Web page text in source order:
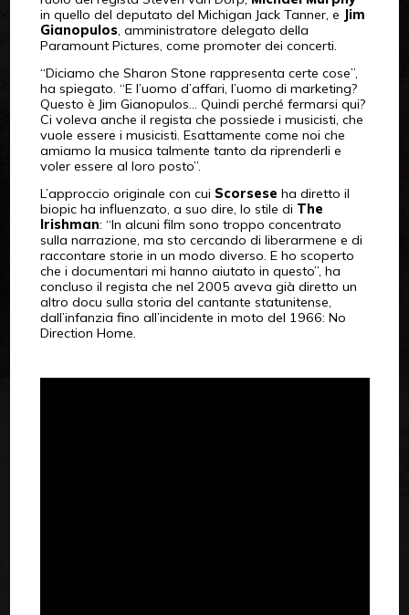
in quello del deputato del Michigan Jack Tanner, e
Jim
Gianopulos, amministratore delegato della
Paramount Pictures, come promoter dei concerti.
“Diciamo che Sharon Stone rappresenta certe cose”,
ha spiegato. “E l’uomo d’affari, l’uomo di marketing?
Questo è Jim Gianopulos… Quindi perché fermarsi qui?
Ci voleva anche il regista che possiede i musicisti, che
vuole essere i musicisti. Esattamente come noi che
amiamo la musica talmente tanto da riprenderli e
voler essere al loro posto”.
L’approccio originale con cui Scorsese ha diretto il
biopic ha influenzato, a suo dire, lo stile di The
Irishman: “In alcuni film sono troppo concentrato
sulla narrazione, ma sto cercando di liberarmene e di
raccontare storie in un modo diverso. E ho scoperto
che i documentari mi hanno aiutato in questo”, ha
concluso il regista che nel 2005 aveva già diretto un
altro docu sulla storia del cantante statunitense,
dall’infanzia fino all’incidente in moto del 1966: No
Direction Home.